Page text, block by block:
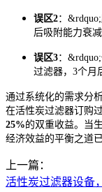
误区2：
后吸附能力衰
误区3：
过滤器，3个月
通过系统化的需求分
在活性炭过滤器订购
25%的双重收益。当
经济效益的平衡之道已
上一篇：
活性炭过滤器设备